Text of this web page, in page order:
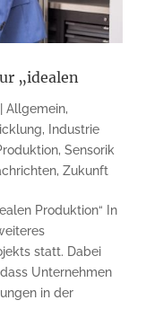
„idealen
Allgemein,
,
Industrie
, Sensorik
, Zukunft
Produktion“ In
statt. Dabei
Unternehmen
in der